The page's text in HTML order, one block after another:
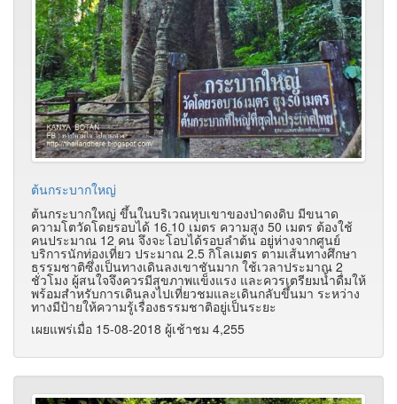
ต้นกระบากใหญ่
ต้นกระบากใหญ่ ขึ้นในบริเวณหุบเขาของป่าดงดิบ มีขนาด
ความโตวัดโดยรอบได้ 16.10 เมตร ความสูง 50 เมตร ต้องใช้
คนประมาณ 12 คน จึงจะโอบได้รอบลำต้น อยู่ห่างจากศูนย์
บริการนักท่องเที่ยว ประมาณ 2.5 กิโลเมตร ตามเส้นทางศึกษา
ธรรมชาติซึ่งเป็นทางเดินลงเขาชันมาก ใช้เวลาประมาณ 2
ชั่วโมง ผู้สนใจจึงควรมีสุขภาพแข็งแรง และควรเตรียมน้ำดื่มให้
พร้อมสำหรับการเดินลงไปเที่ยวชมและเดินกลับขึ้นมา ระหว่าง
ทางมีป้ายให้ความรู้เรื่องธรรมชาติอยู่เป็นระยะ
เผยแพร่เมื่อ 15-08-2018 ผู้เช้าชม 4,255